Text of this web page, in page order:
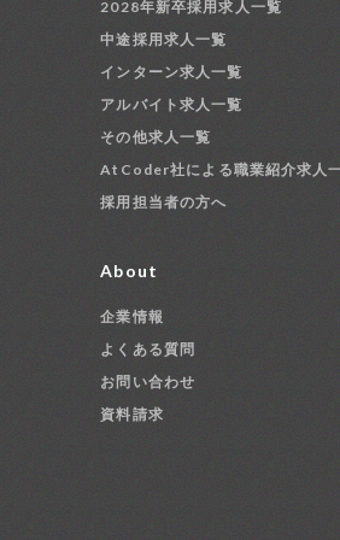
2028年新卒採用求人一覧
中途採用求人一覧
インターン求人一覧
アルバイト求人一覧
その他求人一覧
AtCoder社による職業紹介求人
採用担当者の方へ
About
企業情報
よくある質問
お問い合わせ
資料請求